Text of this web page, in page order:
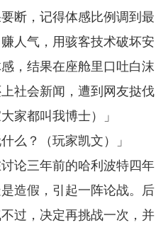
断，记得体感比例调到最
人气，用骇客技术破坏安
，结果在座舱里口吐白沫
社会新闻，遭到网友挞伐
家都叫我博士）」
么？（玩家凯文）」
论三年前的哈利波特四年
造假，引起一阵论战。后
过，决定再挑战一次，并